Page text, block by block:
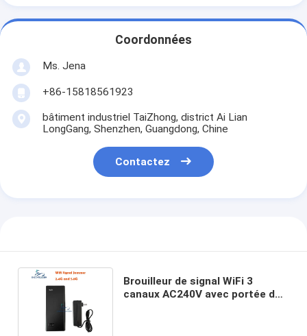
Coordonnées
Ms. Jena
+86-15818561923
bâtiment industriel TaiZhong, district Ai Lian
LongGang, Shenzhen, Guangdong, Chine
Contactez
Brouilleur de signal WiFi 3
canaux AC240V avec portée de